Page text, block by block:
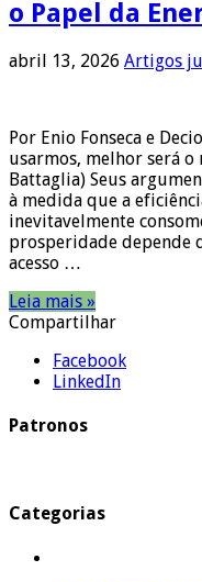
o Papel da
abril 13, 2026 Artigos
Por Enio Fonseca e
usarmos, melhor será o
Battaglia) Seus
à medida que a
inevitavelmente
prosperidade depende
acesso …
Leia mais »
Compartilhar
Facebook
LinkedIn
Patronos
Categorias